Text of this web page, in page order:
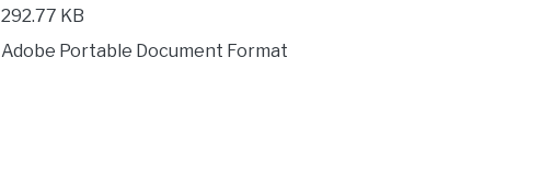
292.77 KB
Adobe Portable Document Format